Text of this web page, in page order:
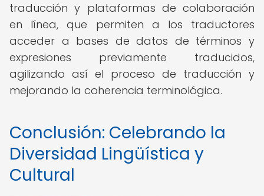
traducción y plataformas de colaboración
en línea, que permiten a los traductores
acceder a bases de datos de términos y
expresiones previamente traducidos,
agilizando así el proceso de traducción y
mejorando la coherencia terminológica.
Conclusión: Celebrando la
Diversidad Lingüística y
Cultural